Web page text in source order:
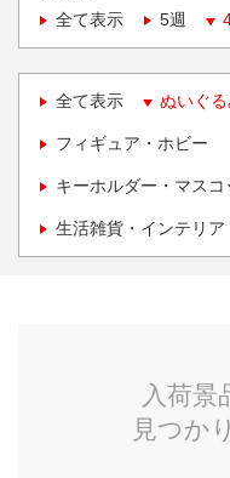
全て表示
5週
全て表示 ぬいぐ
フィギュア・ホビー
キーホルダー・マス
生活雑貨・インテリア